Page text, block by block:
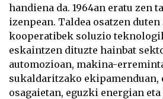
handiena da. 1964an eratu zen
izenpean. Taldea osatzen
kooperatibek soluzio
eskaintzen dituzte hainbat
automozioan, makina-
sukaldaritzako ekipamenduan,
osagaietan, eguzki energian eta